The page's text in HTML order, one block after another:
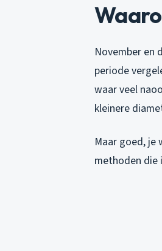
November en
periode
waar veel
kleinere
Maar goed,
methoden die